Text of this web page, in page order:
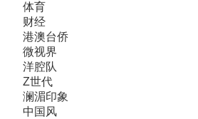
体育
财经
港澳台侨
微视界
洋腔队
Z世代
澜湄印象
中国风